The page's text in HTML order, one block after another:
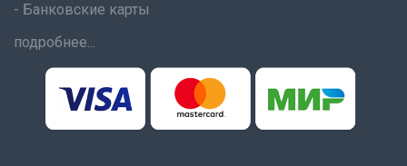
- Банковские карты
подробнее...